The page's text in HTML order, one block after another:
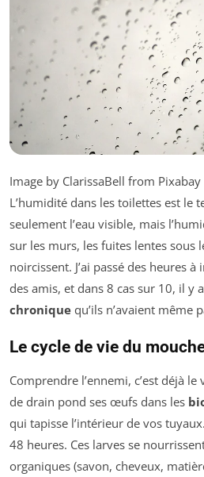
Image by ClarissaBell from Pixabay
L’humidité dans les toilettes est le
seulement l’eau visible, mais
sur les murs, les fuites lentes sous
noircissent. J’ai passé des heures
des amis, et dans 8 cas sur 10, il y
chronique qu’ils n’avaient même
Le cycle de vie du
Comprendre l’ennemi, c’est déjà
de drain pond ses œufs dans les
qui tapisse l’intérieur de vos
48 heures. Ces larves se
organiques (savon, cheveux,